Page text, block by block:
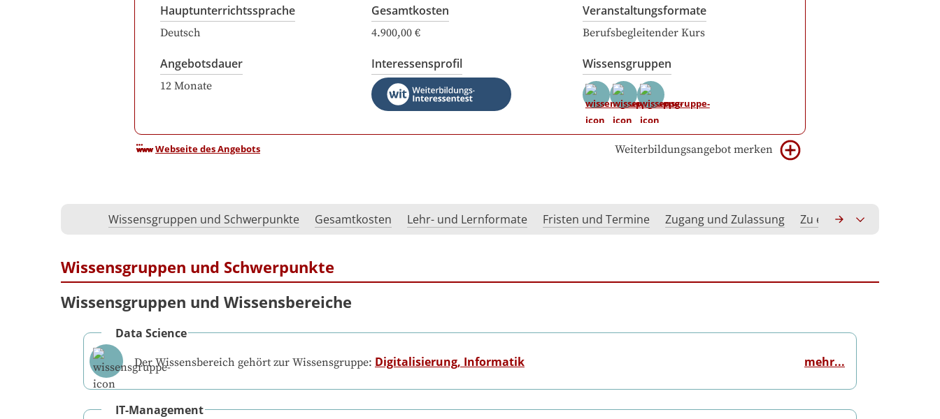
Hauptunterrichtssprache
Deutsch
Gesamtkosten
4.900,00 €
Veranstaltungsformate
Berufsbegleitender Kurs
Angebotsdauer
12 Monate
Interessensprofil Wissensgruppen
Webseite des Angebots Weiterbildungsangebot merken
Wissensgruppen und Schwerpunkte Gesamtkosten Lehr- und Lernformate Fristen und Termine Zugang und Zulassung Zu erwerbende
Wissensgruppen und Schwerpunkte
Wissensgruppen und Wissensbereiche
Data Science
Der Wissensbereich gehört zur Wissensgruppe: Digitalisierung, Informatik mehr...
IT-Management